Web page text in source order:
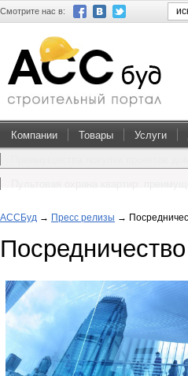
Смотрите нас в:
Компании Товары Услуги
АССБуд → Пресс релизы →